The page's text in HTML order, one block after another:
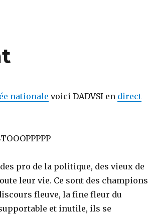
nationale voici DADVSI en direct
pro de la politique, des vieux de
leur vie. Ce sont des champions
fleuve, la fine fleur du
et inutile, ils se